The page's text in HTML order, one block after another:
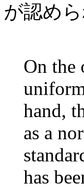
が認め
On the
hand,
as a
has